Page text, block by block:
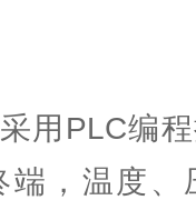
采用PLC编
端，温度、